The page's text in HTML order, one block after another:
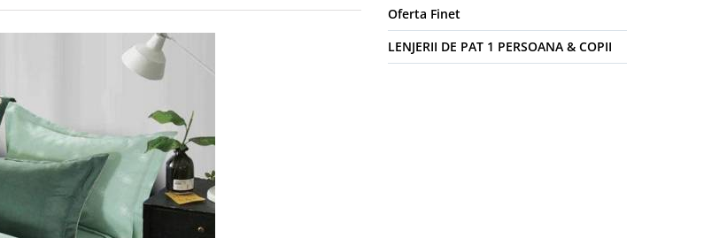
Oferta Finet
LENJERII DE PAT 1 PERSOANA & COPII